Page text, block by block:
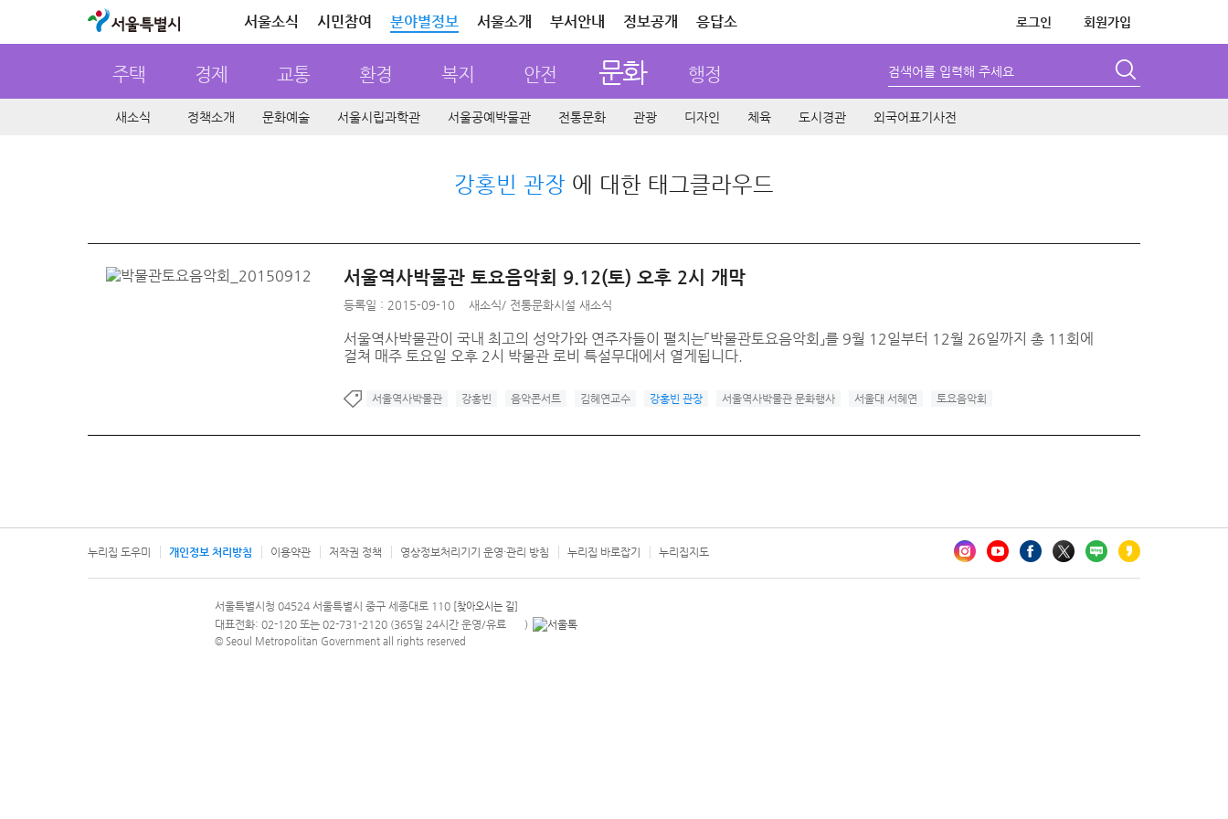
서울특별시 서울소식 시민참여 분야별정보 서울소개 부서안내 정보공개 응답소 로그인 회원가입
주택 경제 교통 환경 복지 안전 문화 행정 검색어를 입력해 주세요
새소식 정책소개 문화예술 서울시립과학관 서울공예박물관 전통문화 관광 디자인 체육 도시경관 외국어표기사전
강홍빈 관장 에 대한 태그클라우드
서울역사박물관 토요음악회 9.12(토) 오후 2시 개막
등록일 : 2015-09-10 새소식/ 전통문화시설 새소식
서울역사박물관이 국내 최고의 성악가와 연주자들이 펼치는「박물관토요음악회」를 9월 12일부터 12월 26일까지 총 11회에
걸쳐 매주 토요일 오후 2시 박물관 로비 특설무대에서 열게됩니다.
서울역사박물관 강홍빈 음악콘서트 김혜연교수 강홍빈 관장 서울역사박물관 문화행사 서울대 서혜연 토요음악회
누리집 도우미 개인정보 처리방침 이용약관 저작권 정책 영상정보처리기기 운영·관리 방침 누리집 바로잡기 누리집지도
문의 전화번호 120, 120 다산콜재단
서울특별시청 04524 서울특별시 중구 세종대로 110 [찾아오시는 길]
대표전화: 02-120 또는 02-731-2120 (365일 24시간 운영/유료 안내팝업 열기
)
© Seoul Metropolitan Government all rights reserved